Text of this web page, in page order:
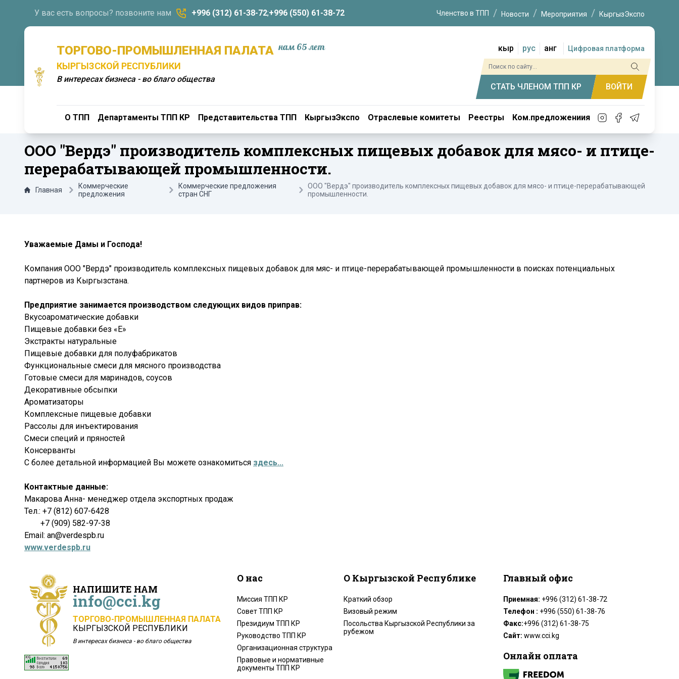
У вас есть вопросы? позвоните нам +996 (312) 61-38-72;+996 (550) 61-38-72 Членство в ТПП Новости Мероприятия КыргызЭкспо
ТОРГОВО-ПРОМЫШЛЕННАЯ ПАЛАТА нам 65 лет
КЫРГЫЗСКОЙ РЕСПУБЛИКИ
В интересах бизнеса - во благо общества
кыр рус анг Цифровая платформа
СТАТЬ ЧЛЕНОМ ТПП КР ВОЙТИ
О ТПП Департаменты ТПП КР Представительства ТПП КыргызЭкспо Отраслевые комитеты Реестры Ком.предложениия
ООО "Вердэ" производитель комплексных пищевых добавок для мясо- и птице-
перерабатывающей промышленности.
Главная
Коммерческие
предложения
Коммерческие предложения
стран СНГ
ООО "Вердэ" производитель комплексных пищевых добавок для мясо- и птице-перерабатывающей
промышленности.
Уважаемые Дамы и Господа!
Компания ООО "Вердэ" производитель комплексных пищевых добавок для мяс- и птице-перерабатывающей промышленности в поисках потенциальных
партнеров из Кыргызстана.
Предприятие занимается производством следующих видов приправ:
Вкусоароматические добавки
Пищевые добавки без «Е»
Экстракты натуральные
Пищевые добавки для полуфабрикатов
Функциональные смеси для мясного производства
Готовые смеси для маринадов, соусов
Декоративные обсыпки
Ароматизаторы
Комплексные пищевые добавки
Рассолы для инъектирования
Смеси специй и пряностей
Консерванты
С более детальной информацией Вы можете ознакомиться здесь...
Контактные данные:
Макарова Анна- менеджер отдела экспортных продаж
Тел.: +7 (812) 607-6428
+7 (909) 582-97-38
Email: an@verdespb.ru
www.verdespb.ru
НАПИШИТЕ НАМ
info@cci.kg
ТОРГОВО-ПРОМЫШЛЕННАЯ ПАЛАТА
КЫРГЫЗСКОЙ РЕСПУБЛИКИ
В интересах бизнеса - во благо общества
О нас
Миссия ТПП КР
Совет ТПП КР
Президиум ТПП КР
Руководство ТПП КР
Организационная структура
Правовые и нормативные
документы ТПП КР
О Кыргызской Республике
Краткий обзор
Визовый режим
Посольства Кыргызской Республики за
рубежом
Главный офис
Приемная: +996 (312) 61-38-72
Телефон : +996 (550) 61-38-76
Факс:+996 (312) 61-38-75
Сайт: www.cci.kg
Онлайн оплата